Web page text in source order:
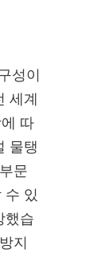
성이
세계
따
물탱
문
수 있
했습
지